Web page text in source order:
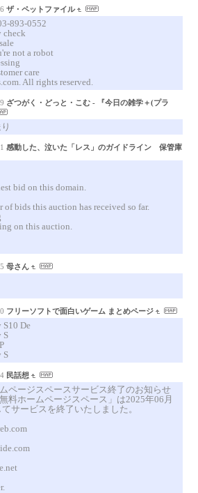
ザ・ペットファイル
893-0552
check
not a robot
care
All rights reserved.
ざつがく・どっと・こむ - 『今日の雑学＋(プラ
感動した、泣いた「レス」のガイドライン 保管庫
bid on this domain.
of bids this auction has received so far.
on this auction.
母さん
フリーソフトで面白いゲーム まとめページ
S10 De
S
S
民話想
ムページスペースサービス終了のお知らせ
料ホームページスペース」は2025年06月
サービスを終了いたしました。